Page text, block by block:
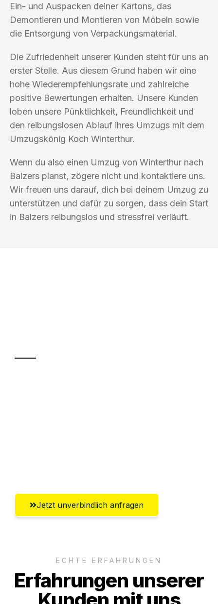
Ein- und Auspacken deiner Kartons, das
Demontieren und Montieren von Möbeln sowie
die Entsorgung von Verpackungsmaterial.
Die Zufriedenheit unserer Kunden steht für uns an
erster Stelle. Aus diesem Grund haben wir eine
hohe Wiederempfehlungsrate und zahlreiche
positive Bewertungen erhalten. Unsere Kunden
loben unsere Pünktlichkeit, Freundlichkeit und
den reibungslosen Ablauf ihres Umzugs mit dem
Umzugskönig Koch Winterthur.
Wenn du also einen Umzug von Winterthur nach
Balzers planst, zögere nicht und kontaktiere uns.
Wir freuen uns darauf, dich bei deinem Umzug zu
unterstützen und dafür zu sorgen, dass dein Start
in Balzers reibungslos und stressfrei verläuft.
Jetzt unverbindlich anfragen
ECHTE ERFAHRUNGEN
Erfahrungen unserer